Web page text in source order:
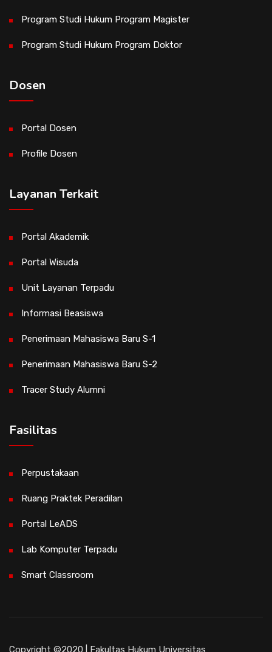
Program Studi Hukum Program Magister
Program Studi Hukum Program Doktor
Dosen
Portal Dosen
Profile Dosen
Layanan Terkait
Portal Akademik
Portal Wisuda
Unit Layanan Terpadu
Informasi Beasiswa
Penerimaan Mahasiswa Baru S-1
Penerimaan Mahasiswa Baru S-2
Tracer Study Alumni
Fasilitas
Perpustakaan
Ruang Praktek Peradilan
Portal LeADS
Lab Komputer Terpadu
Smart Classroom
Copyright ©2020 | Fakultas Hukum Universitas